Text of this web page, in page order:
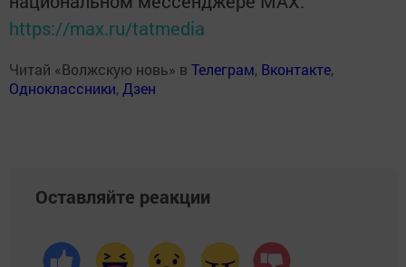
https://max.ru/tatmedia
Читай «Волжскую новь» в Телеграм, Вконтакте,
Одноклассники,Дзен
Оставляйте реакции